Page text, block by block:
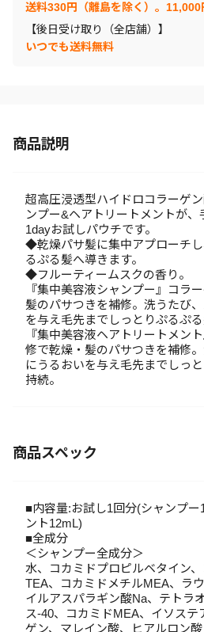
送料330円（離島を除く）。
【後日受け取り（全店舗）】
いつでも送料無料
商品説明
超高圧浸透型ハイドロコラーゲ
ンプー&ヘアトリートメントが、
1dayお試しパウチです。
◆乾燥パサ髪に集中アプローチ
るぷる髪へ導きます。
◆フルーティームスクの香り。
『集中美容液シャンプー』コラ
髪のパサつきを補修。洗うたび
を与え毛先までしっとりぷるぷる
『集中美容液ヘアトリートメン
修で乾燥・髪のパサつきを補修
にうるおいを与え毛先までしっ
持続。
商品スペック
■内容量:お試し1回分(シャンプ
ント12mL)
■全成分
＜シャンプー全成分＞
水、コカミドプロピルベタイン
TEA、コカミドメチルMEA、ラ
イルアスパラギン酸Na、テトラ
ス-40、コカミドMEA、イソステ
ゲン、マレイン酸、ヒアルロン